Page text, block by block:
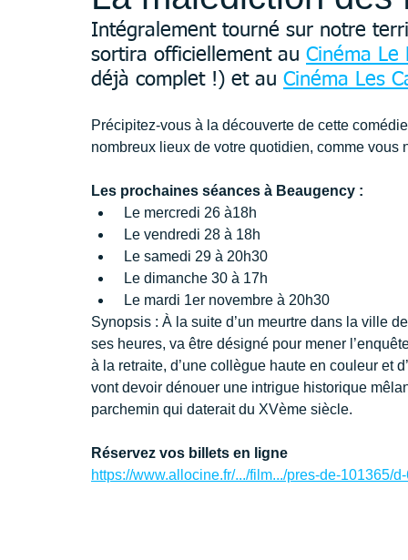
Intégralement tourné sur notre
sortira officiellement au Cinéma Le
déjà complet !) et au Cinéma Les
Précipitez-vous à la découverte de cette
nombreux lieux de votre quotidien, comme vous
Les prochaines séances à Beaugency :
Le mercredi 26 à18h
Le vendredi 28 à 18h
Le samedi 29 à 20h30
Le dimanche 30 à 17h
Le mardi 1er novembre à 20h30
Synopsis : À la suite d’un meurtre dans la ville
ses heures, va être désigné pour mener
à la retraite, d’une collègue haute en couleur et
vont devoir dénouer une intrigue historique
parchemin qui daterait du XVème siècle.
Réservez vos billets en ligne
https://www.allocine.fr/.../film.../pres-de-101365/